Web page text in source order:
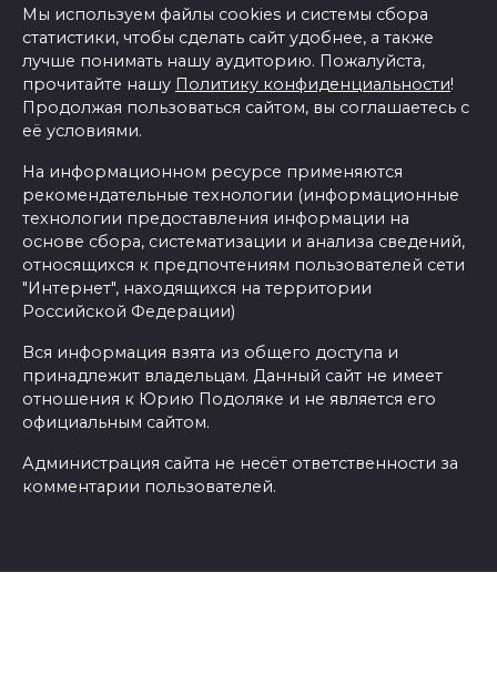
Мы используем файлы cookies и системы сбора
статистики, чтобы сделать сайт удобнее, а также
лучше понимать нашу аудиторию. Пожалуйста,
прочитайте нашу Политику конфиденциальности!
Продолжая пользоваться сайтом, вы соглашаетесь с
её условиями.
На информационном ресурсе применяются
рекомендательные технологии (информационные
технологии предоставления информации на
основе сбора, систематизации и анализа сведений,
относящихся к предпочтениям пользователей сети
"Интернет", находящихся на территории
Российской Федерации)
Вся информация взята из общего доступа и
принадлежит владельцам. Данный сайт не имеет
отношения к Юрию Подоляке и не является его
официальным сайтом.
Администрация сайта не несёт ответственности за
комментарии пользователей.